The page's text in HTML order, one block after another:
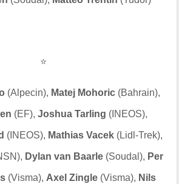
⭐
(Alpecin), Matej Mohoric (Bahrain),
(EF), Joshua Tarling (INEOS),
(INEOS), Mathias Vacek(Lidl-Trek),
Dylan van Baarle (Soudal), Per
(Visma), Axel Zingle(Visma), Nils